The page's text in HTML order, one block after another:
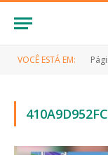
VOCÊ ESTÁ EM: